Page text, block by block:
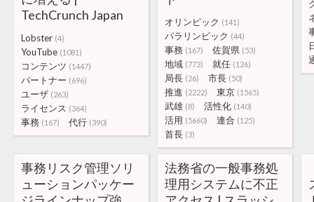
TechCrunch Japan
Lobster (4)
YouTube (1081)
コンテンツ (1447)
パートナー (696)
ユーザ (263)
ライセンス (364)
事務 (167) 代行 (390)
オリンピック (141)
パラリンピック (44)
事務 (167) 佐賀県 (53)
地域 (773) 就任 (126)
局長 (26) 市長 (50)
推進 (2222) 東京 (1565)
武雄 (8) 活性化 (140)
活用 (5660) 連合 (125)
首長 (3)
事務リスク管理ソリ
ューションパッケー
法務省の一般事務処
理用システムに不正